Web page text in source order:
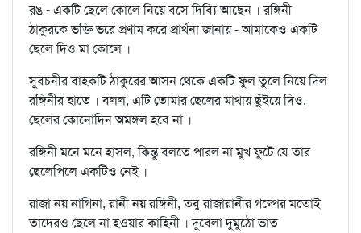
রঙ - একটি ছেলে কোলে নিয়ে বসে দিব্যি আছেন । রঙ্গিনী
ঠাকুরকে ভক্তি ভরে প্রণাম করে প্রার্থনা জানায় - আমাকেও একটি
ছেলে দিও মা কোলে ।
সুবচনীর বাহকটি ঠাকুরের আসন থেকে একটি ফুল তুলে নিয়ে দিল
রঙ্গিনীর হাতে । বলল, এটি তোমার ছেলের মাথায় ছুঁইয়ে দিও,
ছেলের কোনোদিন অমঙ্গল হবে না ।
রঙ্গিনী মনে মনে হাসল, কিন্তু বলতে পারল না মুখ ফুটে যে তার
ছেলেপিলে একটিও নেই ।
রাজা নয় নাগিনা, রানী নয় রঙ্গিনী, তবু রাজারানীর গল্পের মতোই
তাদেরও ছেলে না হওয়ার কাহিনী । দুবেলা দুমুঠো ভাত